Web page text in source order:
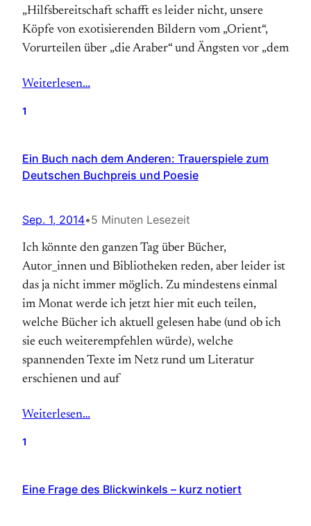
„Hilfsbereitschaft schafft es leider nicht, unsere
Köpfe von exotisierenden Bildern vom „Orient“,
Vorurteilen über „die Araber“ und Ängsten vor „dem
Weiterlesen…
1
Ein Buch nach dem Anderen: Trauerspiele zum
Deutschen Buchpreis und Poesie
Sep. 1, 2014•5 Minuten Lesezeit
Ich könnte den ganzen Tag über Bücher,
Autor_innen und Bibliotheken reden, aber leider ist
das ja nicht immer möglich. Zu mindestens einmal
im Monat werde ich jetzt hier mit euch teilen,
welche Bücher ich aktuell gelesen habe (und ob ich
sie euch weiterempfehlen würde), welche
spannenden Texte im Netz rund um Literatur
erschienen und auf
Weiterlesen…
1
Eine Frage des Blickwinkels – kurz notiert